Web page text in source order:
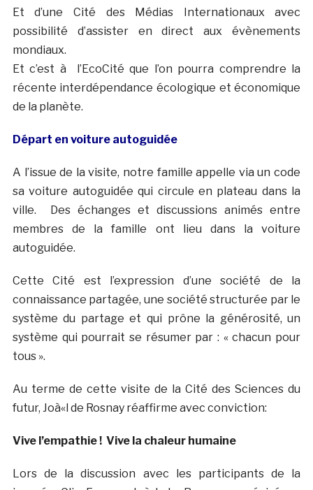
Et d’une Cité des Médias Internationaux avec
possibilité d’assister en direct aux évènements
mondiaux.
Et c’est à l’EcoCité que l’on pourra comprendre la
récente interdépendance écologique et économique
de la planète.
Départ en voiture autoguidée
A l’issue de la visite, notre famille appelle via un code
sa voiture autoguidée qui circule en plateau dans la
ville. Des échanges et discussions animés entre
membres de la famille ont lieu dans la voiture
autoguidée.
Cette Cité est l’expression d’une société de la
connaissance partagée, une société structurée par le
système du partage et qui prône la générosité, un
système qui pourrait se résumer par : « chacun pour
tous ».
Au terme de cette visite de la Cité des Sciences du
futur, Joà«l de Rosnay réaffirme avec conviction:
Vive l’empathie ! Vive la chaleur humaine
Lors de la discussion avec les participants de la